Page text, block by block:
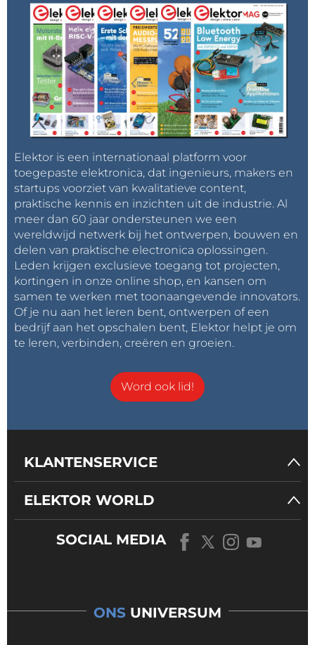
Elektor is een internationaal platform voor
toegepaste elektronica, dat ingenieurs, makers en
startups voorziet van kwalitatieve content,
praktische kennis en inzichten uit de industrie. Al
meer dan 60 jaar ondersteunen we een
wereldwijd netwerk bij het ontwerpen, bouwen en
delen van praktische electronica oplossingen.
Leden krijgen exclusieve toegang tot projecten,
kortingen in onze online shop, en kansen om
samen te werken met toonaangevende innovators.
Of je nu aan het leren bent, ontwerpen of een
bedrijf aan het opschalen bent, Elektor helpt je om
te leren, verbinden, creëren en groeien.
Word ook lid!
KLANTENSERVICE
ELEKTOR WORLD
SOCIAL MEDIA
ONS UNIVERSUM